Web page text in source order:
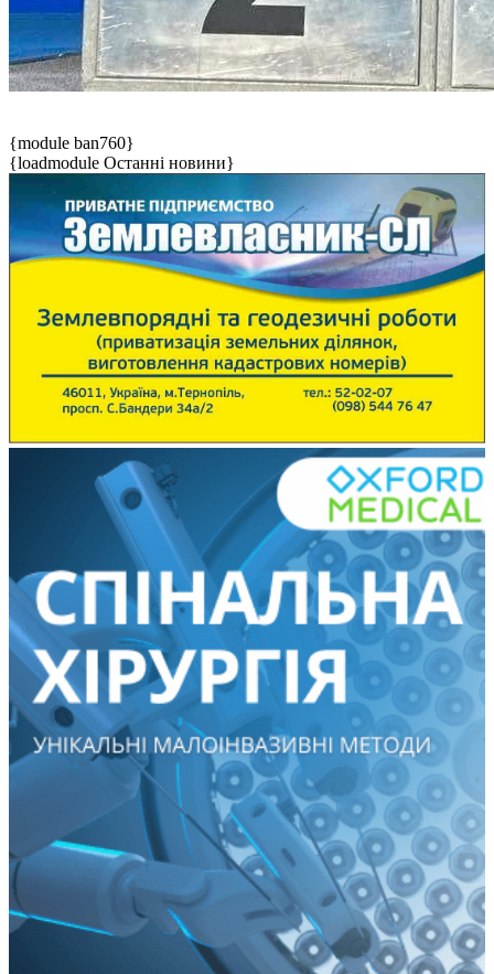
{module ban760}
{loadmodule Останні новини}